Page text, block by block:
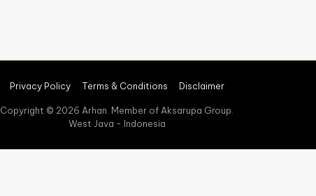
Privacy Policy Terms & Conditions Disclaimer
Copyright © 2026 Arhan. Member of Aksarupa Group.
West Java - Indonesia